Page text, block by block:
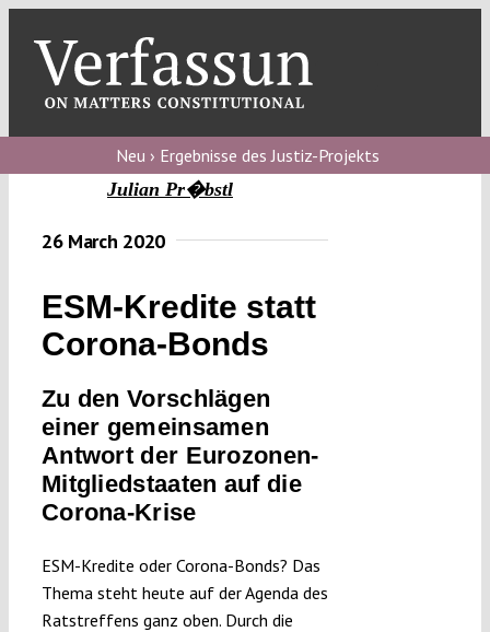
content
blog
Verfassungs
podcast
Verfassungs
About
Funding
Neu › Ergebnisse des Justiz-Projekts
Julian Pr�bstl
26 March 2020
ESM-Kredite statt
Corona-Bonds
Zu den Vorschlägen
einer gemeinsamen
Antwort der Eurozonen-
Mitgliedstaaten auf die
Corona-Krise
ESM-Kredite oder Corona-Bonds? Das
Thema steht heute auf der Agenda des
Ratstreffens ganz oben. Durch die